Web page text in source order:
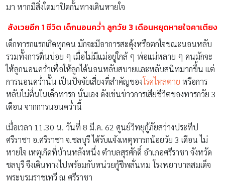
มา หากมีสิ่งใดมาปิดกั้นทางเดินหายใจ
สังเวยอีก 1 ชีวิต เด็กนอนคว่ำ ลูกวัย 3 เดือนหยุดหายใจคาเตียง
เด็กทารกแรกเกิดทุกคน มักจะมีอาการสะดุ้งหรือตกใจขณะนอนหลับ
รวมทั้งการตื่นบ่อย ๆ เมื่อไม่มีแม่อยู่ใกล้ ๆ พ่อแม่หลาย ๆ คนมักจะ
ให้ลูกนอนคว่ำเพื่อให้ลูกได้นอนหลับสบายและหลับสนิทมากขึ้น แต่
การนอนคว่ำนั้น เป็นปัจจัยเสี่ยงที่สำคัญของโรคไหลตาย หรือการ
หลับไม่ตื่นในเด็กทารก นั่นเอง ดังเช่นข่าวการเสียชีวิตของทารกวัย 3
เดือน จากการนอนคว่ำนี้
เมื่อเวลา 11.30 น. วันที่ 8 มี.ค. 62 ศูนย์วิทยุกู้ภัยสว่างประทีป
ศรีราชา อ.ศรีราชา จ.ชลบุรี ได้รับแจ้งเหตุทารกน้อยวัย 3 เดือน ไม่
หายใจ เหตุเกิดที่บ้านหลังหนึ่ง ตำบลสุรศักดิ์ อำเภอศรีราชา จังหวัด
ชลบุรี จึงเดินทางไปพร้อมกับหน่วยกู้ชีพลั่นทม โรงพยาบาลสมเด็จ
พระบรมราชเทวี ณ ศรีราชา